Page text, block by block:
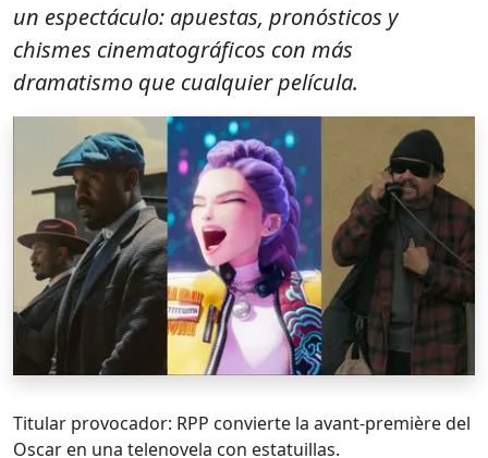
un espectáculo: apuestas, pronósticos y
chismes cinematográficos con más
dramatismo que cualquier película.
Titular provocador: RPP convierte la avant-première del
Oscar en una telenovela con estatuillas.